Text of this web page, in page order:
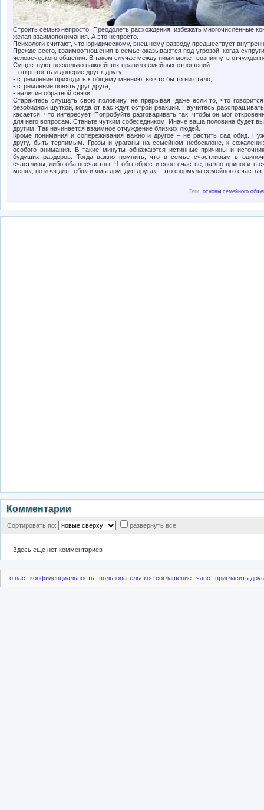
Строить семью непросто. Преодолеть расхождения, избежать многочисленные
желая взаимопонимания. А это непросто.
Психологи считают, что юридическому, внешнему разводу предшествует
Прежде всего, взаимоотношения в семье оказываются под угрозой, когда
человеческого общения. В таком случае между ними может возникнуть
Существуют несколько важнейших правил семейных отношений:
– открытость и доверие друг к другу;
- стремление приходить к общему мнению, во что бы то ни стало;
- стремление понять друг друга;
- наличие обратной связи.
Старайтесь слушать свою половину, не прерывая, даже если то, что
безобидной шуткой, когда от вас ждут острой реакции. Научитесь
касается, что интересует. Попробуйте разговаривать так, чтобы он мог
для него вопросам. Станьте чутким собеседником. Иначе ваша половина будет
другим. Так начинается взаимное отчуждение близких людей.
Кроме понимания и сопереживания важно и другое – не растить сад обид.
другу, быть терпимым. Грозы и ураганы на семейном небосклоне, к
особого внимания. В такие минуты обнажаются истинные причины и
будущих раздоров. Тогда важно помнить, что в семье счастливым в
счастливы, либо оба несчастны. Чтобы обрести свое счастье, важно приносить
меня», но и «я для тебя» и «мы друг для друга» - это формула семейного счастья.
Теги: основы семейного
Комментарии
Сортировать по: развернуть все
Здесь еще нет комментариев
о нас конфиденциальность пользовательское соглашение чаво пригласить